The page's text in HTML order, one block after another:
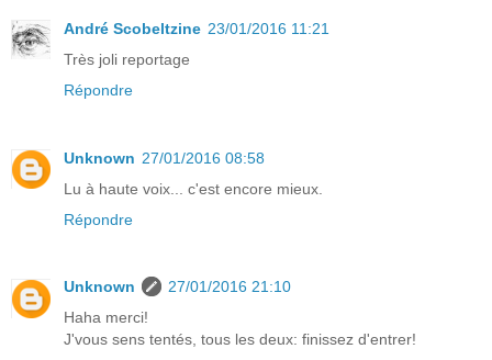
André Scobeltzine 23/01/2016 11:21
Très joli reportage
Répondre
Unknown 27/01/2016 08:58
Lu à haute voix... c'est encore mieux.
Répondre
Unknown
27/01/2016 21:10
Haha merci!
J'vous sens tentés, tous les deux: finissez d'entrer!